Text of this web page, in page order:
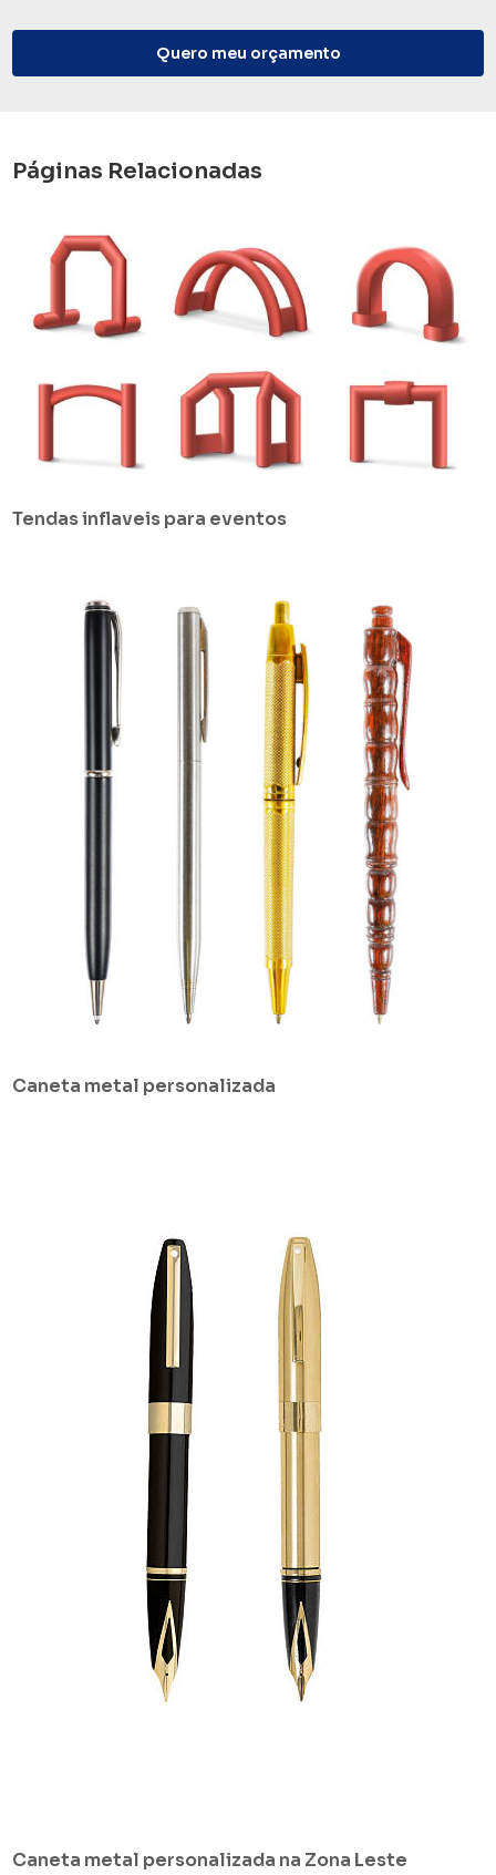
Quero meu orçamento
Páginas Relacionadas
Tendas inflaveis para eventos
Caneta metal personalizada
Caneta metal personalizada na Zona Leste